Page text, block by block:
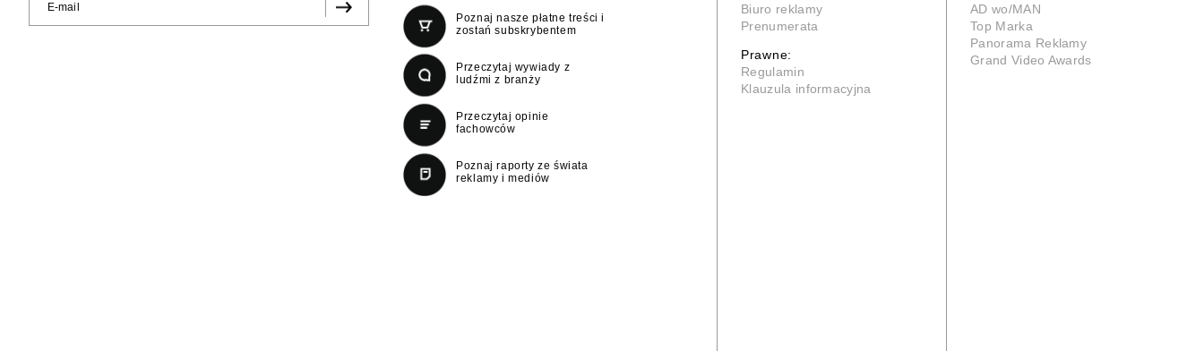
Poznaj nasze płatne treści i
zostań subskrybentem
Przeczytaj wywiady z
ludźmi z branży
Przeczytaj opinie
fachowców
Poznaj raporty ze świata
reklamy i mediów
Biuro reklamy
Prenumerata
Prawne:
Regulamin
Klauzula informacyjna
AD wo/MAN
Top Marka
Panorama Reklamy
Grand Video Awards